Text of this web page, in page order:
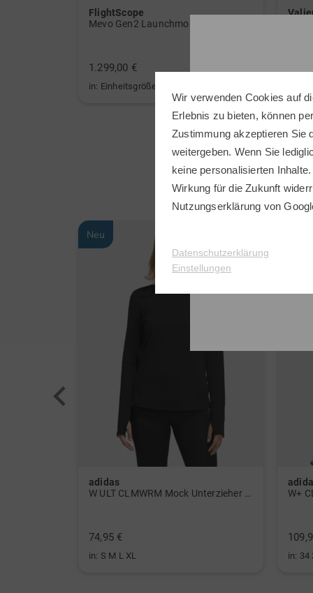
FlightScope
Mevo Gen2 Launchmonitor weiß
1.299,00 €
in: Einheitsgröße
Neu
adidas
74,95 €
in: S M L XL
W+
in: 34
Wir verwenden Cookies auf
Erlebnis zu bieten, können
Zustimmung akzeptieren Sie
weitergeben. Wenn Sie
keine personalisierten
Wirkung für die Zukunft
Nutzungserklärung von
Datenschutzerklärung
Einstellungen